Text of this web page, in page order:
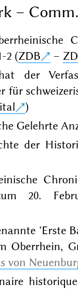
– Comm.
2 (ZDB –
der
für
)
Gelehrte
der
20.
'Erste
Oberrhein,
von